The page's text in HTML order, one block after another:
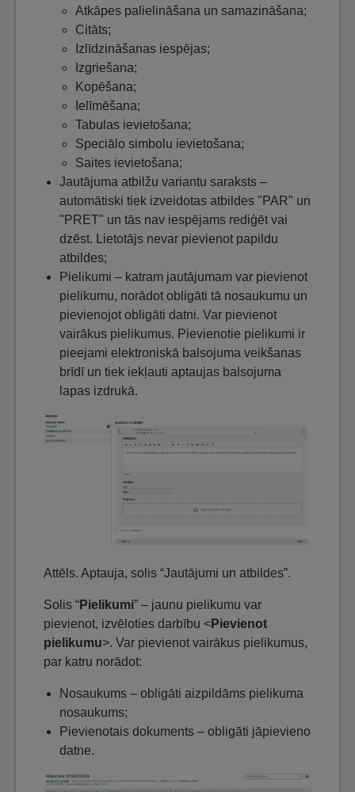
Atkāpes palielināšana un samazināšana;
Citāts;
Izlīdzināšanas iespējas;
Izgriešana;
Kopēšana;
Ielīmēšana;
Tabulas ievietošana;
Speciālo simbolu ievietošana;
Saites ievietošana;
Jautājuma atbilžu variantu saraksts –
automātiski tiek izveidotas atbildes "PAR" un
"PRET" un tās nav iespējams rediģēt vai
dzēst. Lietotājs nevar pievienot papildu
atbildes;
Pielikumi – katram jautājumam var pievienot
pielikumu, norādot obligāti tā nosaukumu un
pievienojot obligāti datni. Var pievienot
vairākus pielikumus. Pievienotie pielikumi ir
pieejami elektroniskā balsojuma veikšanas
brīdī un tiek iekļauti aptaujas balsojuma
lapas izdrukā.
Attēls. Aptauja, solis “Jautājumi un atbildes”.
Solis “Pielikumi” – jaunu pielikumu var
pievienot, izvēloties darbību <Pievienot
pielikumu>. Var pievienot vairākus pielikumus,
par katru norādot:
Nosaukums – obligāti aizpildāms pielikuma
nosaukums;
Pievienotais dokuments – obligāti jāpievieno
datne.